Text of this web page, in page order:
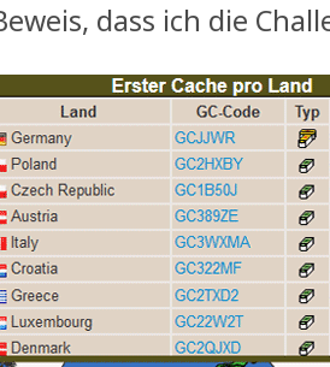
dass ich die